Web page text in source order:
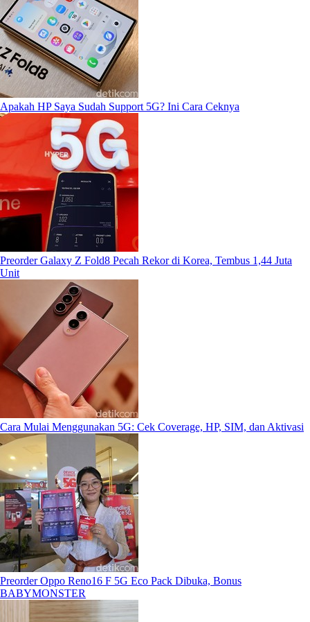
Apakah HP Saya Sudah Support 5G? Ini Cara Ceknya
Preorder Galaxy Z Fold8 Pecah Rekor di Korea, Tembus 1,44 Juta
Unit
Cara Mulai Menggunakan 5G: Cek Coverage, HP, SIM, dan Aktivasi
Preorder Oppo Reno16 F 5G Eco Pack Dibuka, Bonus
BABYMONSTER